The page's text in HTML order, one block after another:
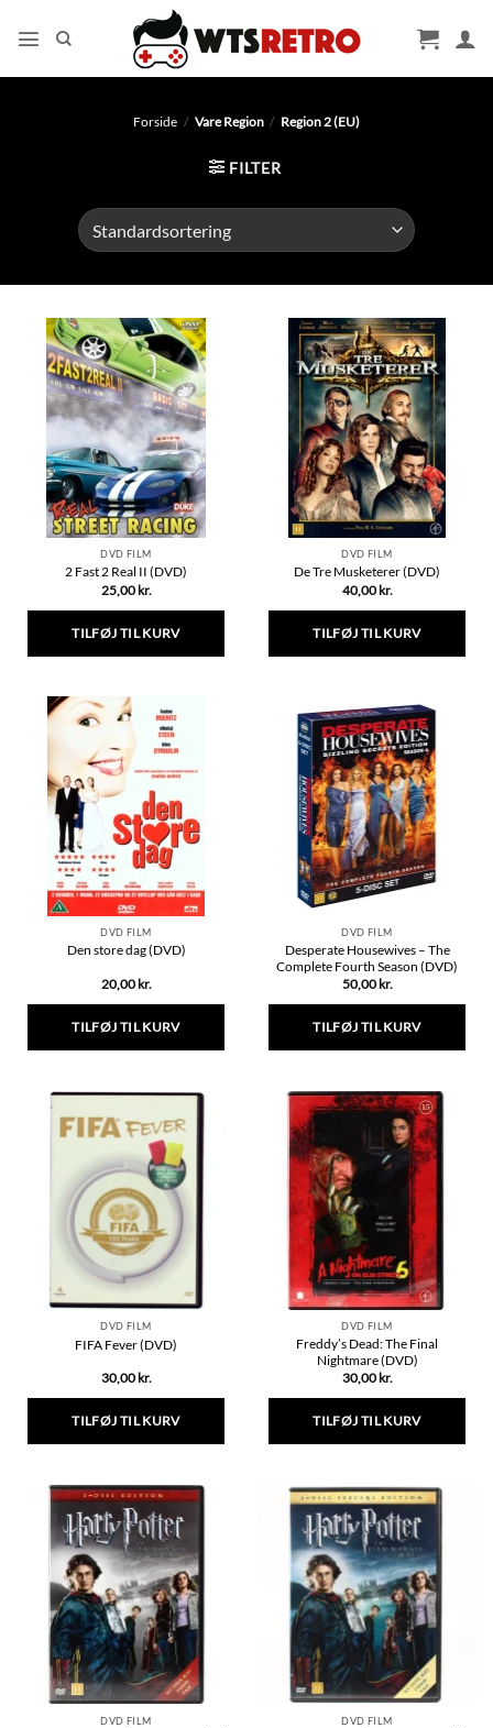
Forside / Vare Region / Region 2 (EU)
FILTER
DVD FILM
2 Fast 2 Real II (DVD)
25,00 kr.
TILFØJ TIL KURV
DVD FILM
De Tre Musketerer (DVD)
40,00 kr.
TILFØJ TIL KURV
DVD FILM
Den store dag (DVD)
20,00 kr.
TILFØJ TIL KURV
DVD FILM
Desperate Housewives – The
Complete Fourth Season (DVD)
50,00 kr.
TILFØJ TIL KURV
DVD FILM
FIFA Fever (DVD)
30,00 kr.
TILFØJ TIL KURV
DVD FILM
Freddy’s Dead: The Final
Nightmare (DVD)
30,00 kr.
TILFØJ TIL KURV
DVD FILM DVD FILM